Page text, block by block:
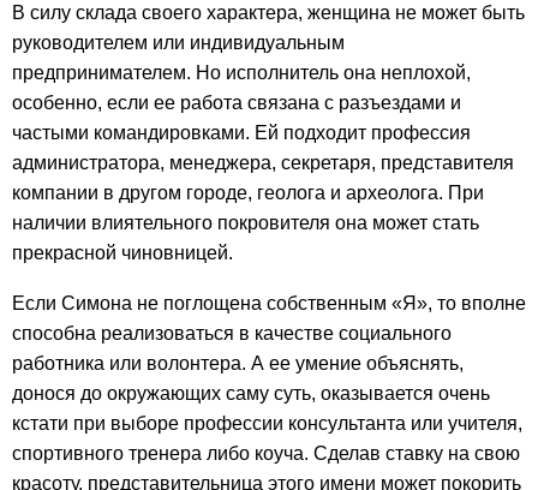
В силу склада своего характера, женщина не может быть
руководителем или индивидуальным
предпринимателем. Но исполнитель она неплохой,
особенно, если ее работа связана с разъездами и
частыми командировками. Ей подходит профессия
администратора, менеджера, секретаря, представителя
компании в другом городе, геолога и археолога. При
наличии влиятельного покровителя она может стать
прекрасной чиновницей.
Если Симона не поглощена собственным «Я», то вполне
способна реализоваться в качестве социального
работника или волонтера. А ее умение объяснять,
донося до окружающих саму суть, оказывается очень
кстати при выборе профессии консультанта или учителя,
спортивного тренера либо коуча. Сделав ставку на свою
красоту, представительница этого имени может покорить